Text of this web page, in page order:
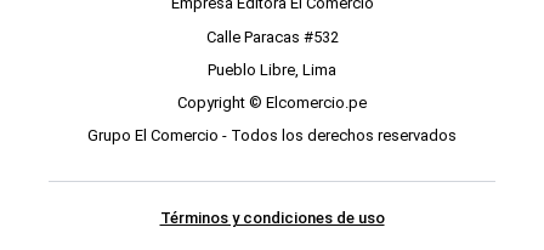
Calle Paracas #532
Pueblo Libre, Lima
Copyright © Elcomercio.pe
Grupo El Comercio - Todos los derechos reservados
Términos y condiciones de uso